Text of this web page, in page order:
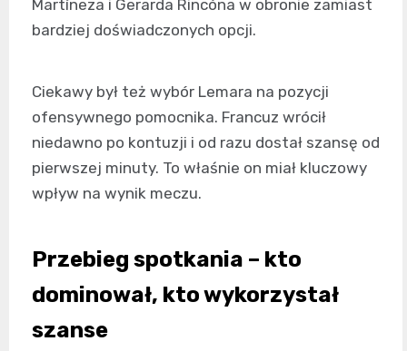
Martíneza i Gerarda Rincóna w obronie zamiast
bardziej doświadczonych opcji.
Ciekawy był też wybór Lemara na pozycji
ofensywnego pomocnika. Francuz wrócił
niedawno po kontuzji i od razu dostał szansę od
pierwszej minuty. To właśnie on miał kluczowy
wpływ na wynik meczu.
Przebieg spotkania – kto
dominował, kto wykorzystał
szanse